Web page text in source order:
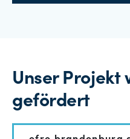
Unser Projekt
gefördert